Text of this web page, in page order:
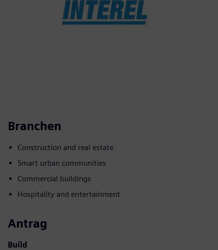
Branchen
Construction and real estate
Smart urban communities
Commercial buildings
Hospitality and entertainment
Antrag
Build